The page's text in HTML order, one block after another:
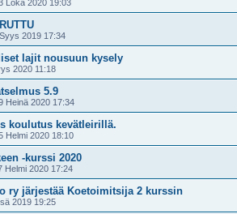
Loka 2020 19:03
2019 17:34
lajit nousuun kysely
2020 11:18
5.9
Heinä 2020 17:34
koulutus kevätleirillä.
Helmi 2020 18:10
-kurssi 2020
Helmi 2020 17:24
ry järjestää Koetoimitsija 2 kurssin
2019 19:25